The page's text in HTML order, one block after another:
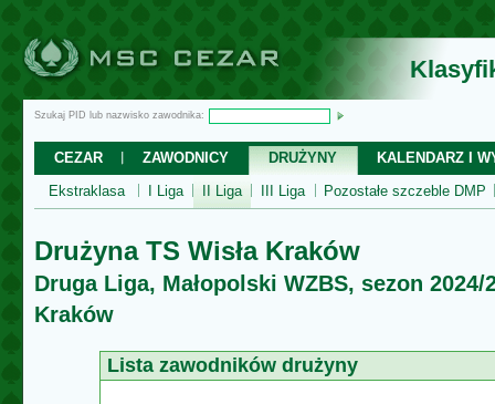
Szukaj PID lub nazwisko zawodnika:
CEZAR ZAWODNICY DRUŻYNY
KALENDARZ I
Ekstraklasa
I Liga II Liga III Liga Pozostałe szczeble DMP
Drużyna TS Wisła Kraków
Druga Liga, Małopolski WZBS, sezon 2024/
Kraków
Lista zawodników drużyny